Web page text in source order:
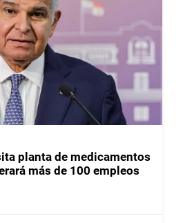
planta de medicamentos
más de 100 empleos